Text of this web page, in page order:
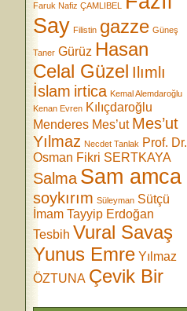
Faruk Nafiz ÇAMLIBEL
Say Filistin gazze Güneş
Taner Gürüz Hasan
Celal Güzel Ilımlı
İslam irtica Kemal Alemdaroğlu
Kenan Evren Kılıçdaroğlu
Menderes Mes’ut Mes’ut
Yılmaz Necdet Tanlak Prof. Dr.
Osman Fikri SERTKAYA
Salma Sam amca
soykırım Süleyman Sütçü
İmam Tayyip Erdoğan
Tesbih Vural Savaş
Yunus Emre Yılmaz
ÖZTUNA Çevik Bir